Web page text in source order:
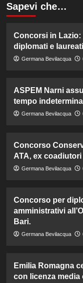
Sapevi che…
Concorsi in
diplomati e
Germana Bevilacqua
ASPEM Narni
tempo
Germana Bevilacqua
Concorso
ATA, ex
Germana Bevilacqua
Concorso per
amministrativi
Bari.
Germana Bevilacqua
Emilia Romagna
con licenza media